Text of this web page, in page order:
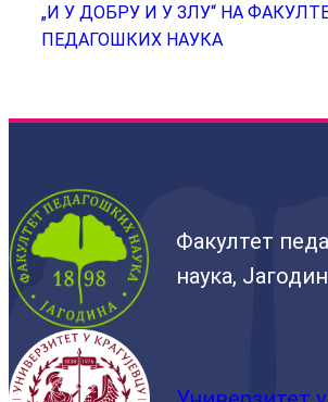
„И У ДОБРУ И У ЗЛУ“ НА
ПЕДАГОШКИХ НАУКА
Факултет
наука,